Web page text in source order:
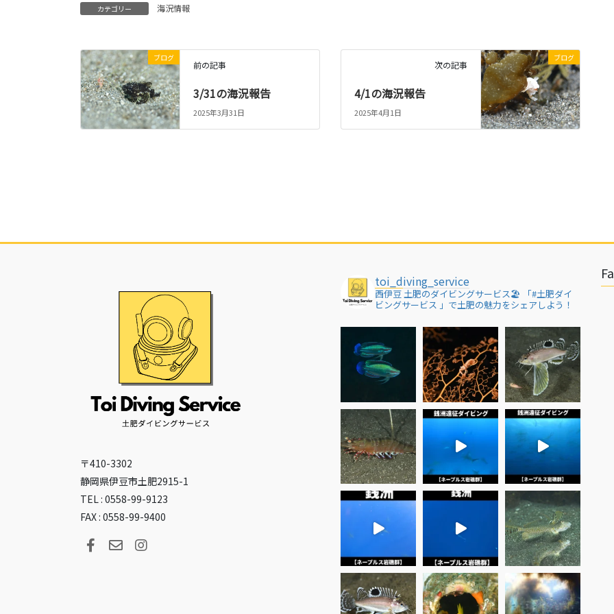
カテゴリー 海況情報
ブログ
前の記事
3/31の海況報告
2025年3月31日
ブログ
次の記事
4/1の海況報告
2025年4月1日
〒410-3302
静岡県伊豆市土肥2915-1
TEL : 0558-99-9123
FAX : 0558-99-9400
toi_diving_service
西伊豆 土肥のダイビングサービス🏖
「#土肥ダイ
ビングサービス 」で土肥の魅力をシェアしよう！